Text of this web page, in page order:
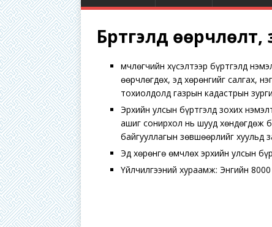
Бүртгэлд
Өмчлөгчийн хүсэлтээр бүртгэлд
өөрчлөгдөх, эд хөрөнгийг салгах,
тохиолдолд газрын кадастрын
Эрхийн улсын бүртгэлд зохих
ашиг сонирхол нь шууд хөндөгдөж
байгууллагын зөвшөөрлийг хуульд
Эд хөрөнгө өмчлөх эрхийн улсын
Үйлчилгээний хураамж: Энгийн